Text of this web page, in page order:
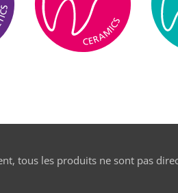
tous les produits ne sont pas